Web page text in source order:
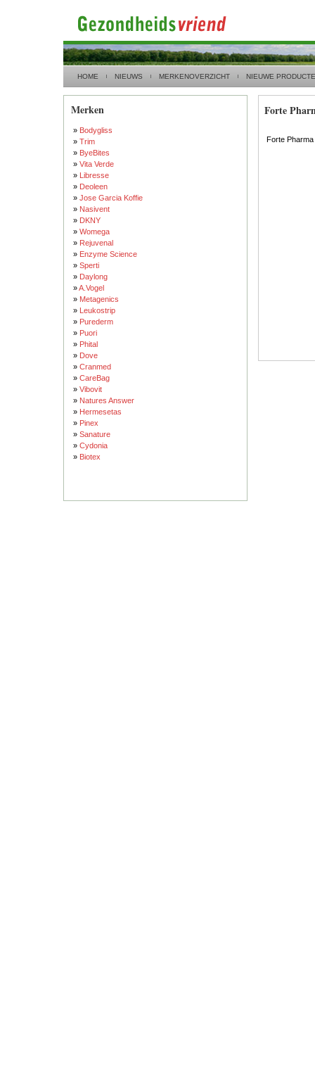
HOME NIEUWS MERKENOVERZICHT NIEUWE
Merken
» Bodygliss
» Trim
» ByeBites
» Vita Verde
» Libresse
» Deoleen
» Jose Garcia Koffie
» Nasivent
» DKNY
» Womega
» Rejuvenal
» Enzyme Science
» Sperti
» Daylong
»A.Vogel
» Metagenics
» Leukostrip
» Purederm
» Puori
» Phital
» Dove
» Cranmed
» CareBag
» Vibovit
» Natures Answer
» Hermesetas
» Pinex
» Sanature
» Cydonia
» Biotex
Forte
Forte Pharma